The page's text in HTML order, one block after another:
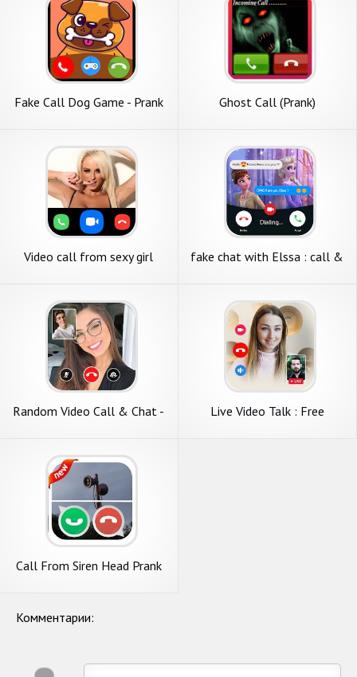
Fake Call Dog Game - Prank
Ghost Call (Prank)
Video call from sexy girl
fake chat with Elssa : call &
Random Video Call & Chat -
Live Video Talk : Free
Call From Siren Head Prank
Комментарии: